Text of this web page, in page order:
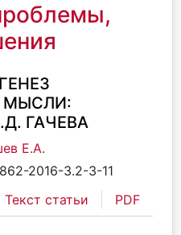
МЫСЛИ:
ГАЧЕВА
Е.А.
2016-3.2-3-11
Текст статьи PDF